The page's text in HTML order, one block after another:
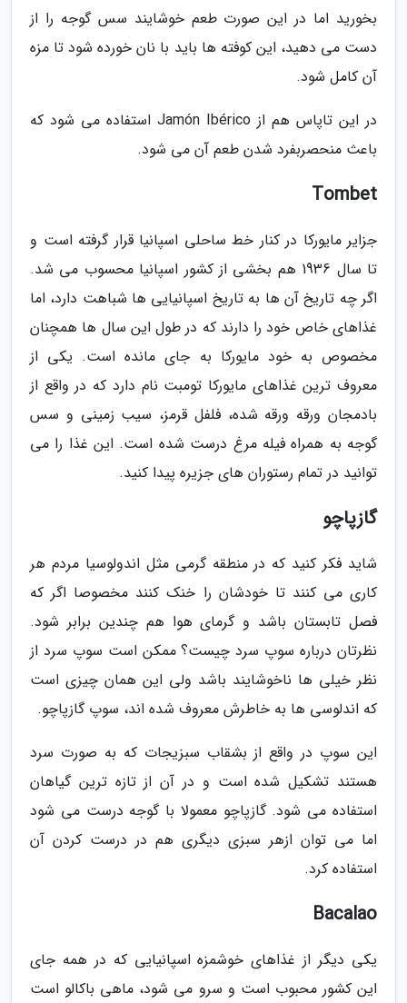
بخورید اما در این صورت طعم خوشایند سس گوجه را از
دست می دهید، این کوفته ها باید با نان خورده شود تا مزه
آن کامل شود.
در این تاپاس هم از Jamón Ibérico استفاده می شود که
باعث منحصربفرد شدن طعم آن می شود.
Tombet
جزایر مایورکا در کنار خط ساحلی اسپانیا قرار گرفته است و
تا سال 1936 هم بخشی از کشور اسپانیا محسوب می شد.
اگر چه تاریخ آن ها به تاریخ اسپانیایی ها شباهت دارد، اما
غذاهای خاص خود را دارند که در طول این سال ها همچنان
مخصوص به خود مایورکا به جای مانده است. یکی از
معروف ترین غذاهای مایورکا تومبت نام دارد که در واقع از
بادمجان ورقه ورقه شده، فلفل قرمز، سیب زمینی و سس
گوجه به همراه فیله مرغ درست شده است. این غذا را می
توانید در تمام رستوران های جزیره پیدا کنید.
گازپاچو
شاید فکر کنید که در منطقه گرمی مثل اندولوسیا مردم هر
کاری می کنند تا خودشان را خنک کنند مخصوصا اگر که
فصل تابستان باشد و گرمای هوا هم چندین برابر شود.
نظرتان درباره سوپ سرد چیست؟ ممکن است سوپ سرد از
نظر خیلی ها ناخوشایند باشد ولی این همان چیزی است
که اندلوسی ها به خاطرش معروف شده اند، سوپ گازپاچو.
این سوپ در واقع از بشقاب سبزیجات که به صورت سرد
هستند تشکیل شده است و در آن از تازه ترین گیاهان
استفاده می شود. گازپاچو معمولا با گوجه درست می شود
اما می توان ازهر سبزی دیگری هم در درست کردن آن
استفاده کرد.
Bacalao
یکی دیگر از غذاهای خوشمزه اسپانیایی که در همه جای
این کشور محبوب است و سرو می شود، ماهی باکالو است